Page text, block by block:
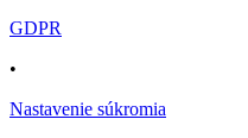
GDPR
•
Nastavenie súkromia